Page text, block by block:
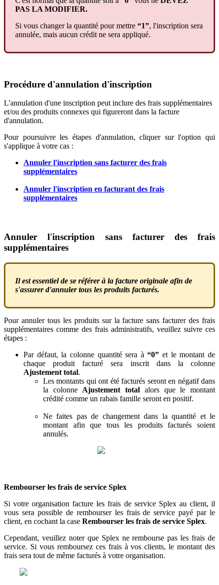
PAS LA MODIFIER.
Si vous changer la quantité pour mettre “1”, l'inscription sera
annulée, mais aucun crédit ne sera appliqué.
Procédure d'annulation d'inscription
L'annulation d'une inscription peut inclure des frais supplémentaires
et/ou des produits connexes qui figureront dans la facture
d'annulation.
Pour poursuivre les étapes d'annulation, cliquer sur l'option qui
s'applique à votre cas :
Annuler l'inscription sans facturer des frais
supplémentaires
Annuler l'inscription en facturant des frais
supplémentaires
Annuler l'inscription sans facturer des
frais
supplémentaires
Il est essentiel de se référer à la facture originale afin de
s'assurer d'annuler tous les produits facturés.
Pour annuler tous les produits sur la facture sans facturer des frais
supplémentaires comme des frais administratifs, veuillez suivre ces
étapes :
Par défaut, la colonne quantité sera à “0” et le montant de
chaque
produit facturé sera inscrit dans la
colonne
Ajustement total.
Les montants qui ont été facturés seront en négatif dans
la
colonne Ajustement total alors que le montant
crédité comme un rabais famille seront en positif.
Ne faites pas de changement dans la quantité et le
montant
afin que tous les produits facturés
soient
annulés.
Rembourser les frais de service Splex
Si votre organisation facture les frais de service Splex au client, il
vous sera possible de rembourser les frais de service payé par le
client, en cochant la case Rembourser les frais de service Splex.
Cependant, veuillez noter que Splex ne rembourse pas les frais de
service. Si vous remboursez ces frais à vos clients, le montant des
frais sera tout de même facturés à votre organisation.